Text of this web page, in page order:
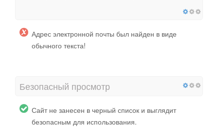
Адрес электронной почты был найден в виде
обычного текста!
Безопасный просмотр
Сайт не занесен в черный список и выглядит
безопасным для использования.